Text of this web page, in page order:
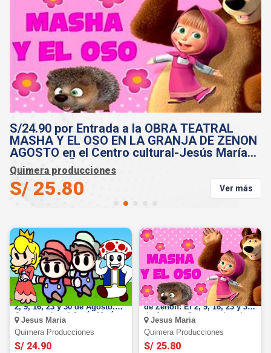
S/24.90 por Entrada a la OBRA TEATRAL LAS
GUERRERAS KPOP AGOSTO en el Centro
cultural-Jesús María ¡TODOS NIÑOS
PARTICIPAN Y SESION DE FOTOS !
Quimera producciones
S/ 25.80 Ver más
Mario Bross y sus amigos: El
2, 9, 16, 23 y 30 de Agosto.
Centro cultural-Jesús María
Jesus Maria
Quimera Producciones
S/ 24.90
Masha y el Oso en la Granja
de Zenón: El 2, 9, 16, 23 y 30
de Agosto. Centro cultural-
Jesús María
Jesus Maria
Quimera Producciones
S/ 25.80